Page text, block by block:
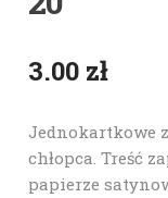
3.00 zł
Jednokartkowe
chłopca. Treść
papierze